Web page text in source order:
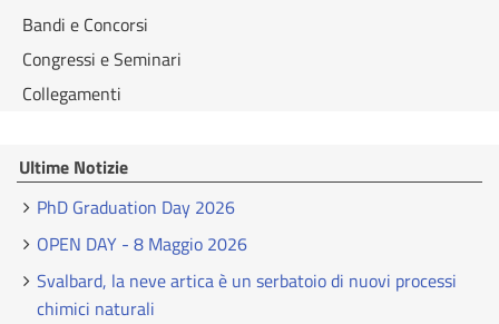
Bandi e Concorsi
Congressi e Seminari
Collegamenti
Ultime Notizie
PhD Graduation Day 2026
OPEN DAY - 8 Maggio 2026
Svalbard, la neve artica è un serbatoio di nuovi processi
chimici naturali